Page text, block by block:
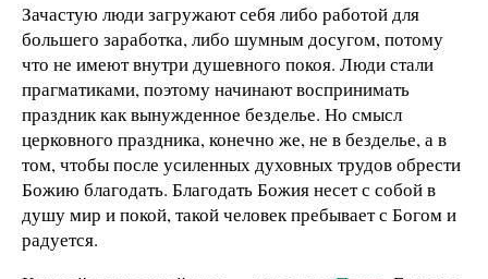
Зачастую люди загружают себя либо работой для
большего заработка, либо шумным досугом, потому
что не имеют внутри душевного покоя. Люди стали
прагматиками, поэтому начинают воспринимать
праздник как вынужденное безделье. Но смысл
церковного праздника, конечно же, не в безделье, а в
том, чтобы после усиленных духовных трудов обрести
Божию благодать. Благодать Божия несет с собой в
душу мир и покой, такой человек пребывает с Богом и
радуется.